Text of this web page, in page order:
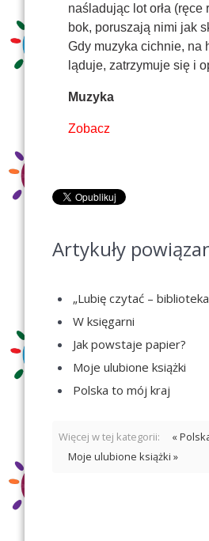
naśladując lot orła (ręce
bok, poruszają nimi jak
Gdy muzyka cichnie, na
ląduje, zatrzymuje się i
Muzyka
Zobacz
Artykuły
„Lubię czytać –
W księgarni
Jak powstaje papier?
Moje ulubione książki
Polska to mój kraj
Więcej w tej kategorii:
«
Moje ulubione książki »